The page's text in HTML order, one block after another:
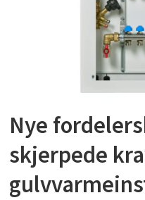
Nye
skjerpede